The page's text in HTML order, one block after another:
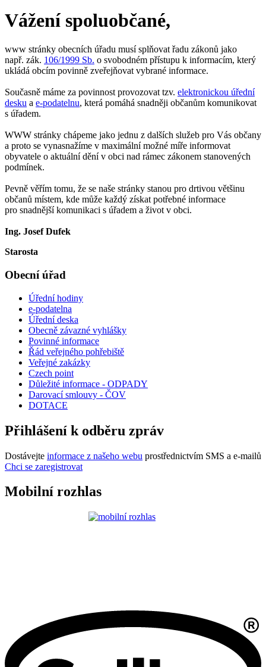
Vážení spoluobčané,
www stránky obecních úřadu musí splňovat řadu zákonů jako
např. zák. 106/1999 Sb. o svobodném přístupu k informacím, který
ukládá obcím povinně zveřejňovat vybrané informace.
Současně máme za povinnost provozovat tzv. elektronickou úřední
desku a e-podatelnu, která pomáhá snadněji občanům komunikovat
s úřadem.
WWW stránky chápeme jako jednu z dalších služeb pro Vás občany
a proto se vynasnažíme v maximální možné míře informovat
obyvatele o aktuální dění v obci nad rámec zákonem stanovených
podmínek.
Pevně věřím tomu, že se naše stránky stanou pro drtivou většinu
občanů místem, kde může každý získat potřebné informace
pro snadnější komunikaci s úřadem a život v obci.
Ing. Josef Dufek
Starosta
Obecní úřad
Úřední hodiny
e-podatelna
Úřední deska
Obecně závazné vyhlášky
Povinné informace
Řád veřejného pohřebiště
Veřejné zakázky
Czech point
Důležité informace - ODPADY
Darovací smlouvy - ČOV
DOTACE
Přihlášení k odběru zpráv
Dostávejte informace z našeho webu prostřednictvím SMS a e-mailů
Chci se zaregistrovat
Mobilní rozhlas